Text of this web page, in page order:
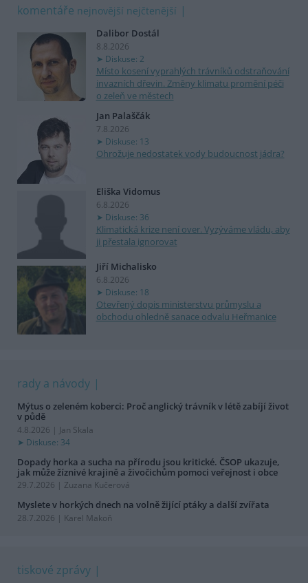
komentáře nejnovější nejčtenější
Dalibor Dostál
8.8.2026
Diskuse: 2
Místo kosení vyprahlých trávníků odstraňování
invazních dřevin. Změny klimatu promění péči
o zeleň ve městech
Jan Palaščák
7.8.2026
Diskuse: 13
Ohrožuje nedostatek vody budoucnost jádra?
Eliška Vidomus
6.8.2026
Diskuse: 36
Klimatická krize není over. Vyzýváme vládu, aby
ji přestala ignorovat
Jiří Michalisko
6.8.2026
Diskuse: 18
Otevřený dopis ministerstvu průmyslu a
obchodu ohledně sanace odvalu Heřmanice
rady a návody
Mýtus o zeleném koberci: Proč anglický trávník v létě zabíjí život
v půdě
4.8.2026 | Jan Skala
Diskuse: 34
Dopady horka a sucha na přírodu jsou kritické. ČSOP ukazuje,
jak může žíznivé krajině a živočichům pomoci veřejnost i obce
29.7.2026 | Zuzana Kučerová
Myslete v horkých dnech na volně žijící ptáky a další zvířata
28.7.2026 | Karel Makoň
tiskové zprávy